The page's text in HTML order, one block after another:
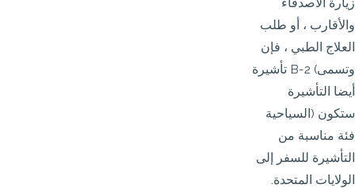
والأقارب ، أو طلب
العلاج الطبي ، فإن
تأشيرة B-2 (وتسمى
أيضا التأشيرة
السياحية) ستكون
فئة مناسبة من
التأشيرة للسفر إلى
الولايات المتحدة.